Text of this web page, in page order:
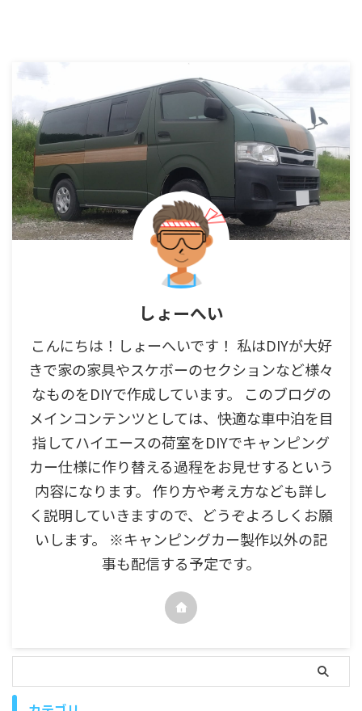
しょーへい
こんにちは！しょーへいです！ 私はDIYが大好
きで家の家具やスケボーのセクションなど様々
なものをDIYで作成しています。 このブログの
メインコンテンツとしては、快適な車中泊を目
指してハイエースの荷室をDIYでキャンピング
カー仕様に作り替える過程をお見せするという
内容になります。 作り方や考え方なども詳し
く説明していきますので、どうぞよろしくお願
いします。 ※キャンピングカー製作以外の記
事も配信する予定です。